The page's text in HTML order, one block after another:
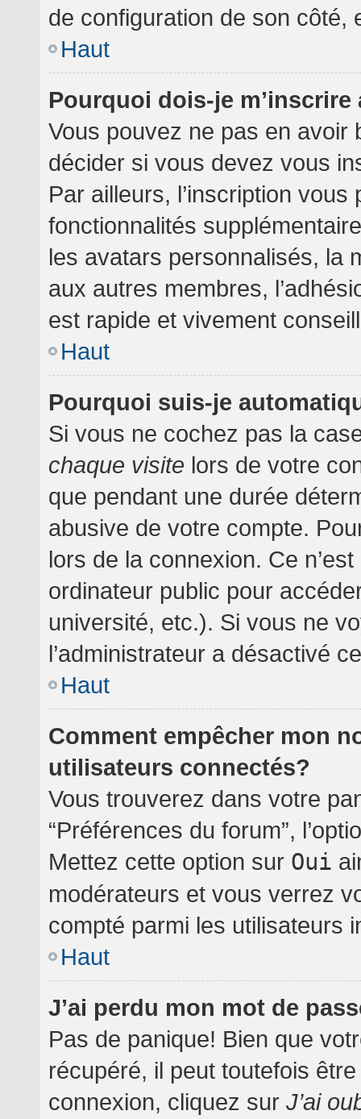
de configuration de son côté,
Haut
Pourquoi dois-je
Vous pouvez ne pas en avoir
décider si vous devez vous
Par ailleurs, l’inscription
fonctionnalités
les avatars personnalisés, la
aux autres membres,
est rapide et vivement
Haut
Pourquoi suis-je
Si vous ne cochez pas la
chaque visite lors de votre
que pendant une durée
abusive de votre compte.
lors de la connexion. Ce
ordinateur public pour
université, etc.). Si vous ne
l’administrateur a désactivé
Haut
Comment empêcher mon
utilisateurs connectés?
Vous trouverez dans votre
“Préférences du forum”,
Mettez cette option sur Oui
modérateurs et vous verrez
compté parmi les utilisateurs
Haut
J’ai perdu mon mot de
Pas de panique! Bien que
récupéré, il peut toutefois
connexion, cliquez sur J’ai